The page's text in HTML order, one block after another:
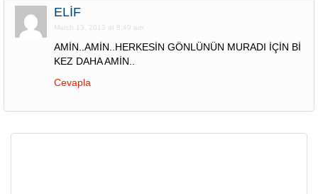
ELİF
March 13, 2013 at 8:49 am
AMİN..AMİN..HERKESİN GÖNLÜNÜN MURADI İÇİN Bİ
KEZ DAHA AMİN..
Cevapla